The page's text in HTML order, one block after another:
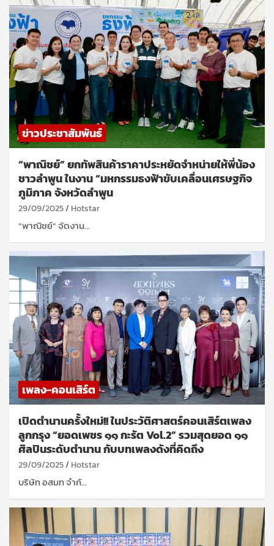
ข่าวประชาสัมพันธ์
“พาณิชย์” ยกทัพสินค้าราคาประหยัดจำหน่ายให้พี่น้อง
ชาวลำพูน ในงาน “มหกรรมธงฟ้าขับเคลื่อนเศรษฐกิจ
ภูมิภาค จังหวัดลำพูน
29/09/2025 Hotstar
“พาณิชย์” จัดงาน…
เพลง-คอนเสิร์ต
เปิดตำนานครั้งใหม่!! ในประวัติศาสตร์คอนเสิร์ตเพลง
ลูกกรุง “ยอดเพชร ๑๑ กะรัต Vol.2” รวมสุดยอด ๑๑
ศิลปินระดับตำนาน กับบทเพลงดังที่คิดถึง
29/09/2025 Hotstar
บริษัท อสมท จำกั…